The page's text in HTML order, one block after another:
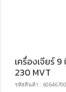
เครื่องเจียร์
230 MVT
รหัสสินค้า :